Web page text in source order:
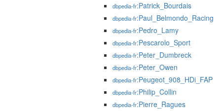
dbpedia-fr:Patrick_Bourdais
dbpedia-fr:Paul_Belmondo_Racing
dbpedia-fr:Pedro_Lamy
dbpedia-fr:Pescarolo_Sport
dbpedia-fr:Peter_Dumbreck
dbpedia-fr:Peter_Owen
dbpedia-fr:Peugeot_908_HDi_FAP
dbpedia-fr:Philip_Collin
dbpedia-fr:Pierre_Ragues